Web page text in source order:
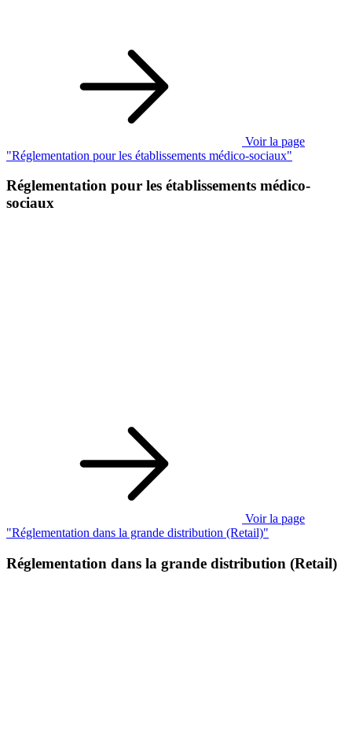
Voir la page
"Réglementation pour les établissements médico-sociaux"
Réglementation pour les établissements médico-
sociaux
Voir la page
"Réglementation dans la grande distribution (Retail)"
Réglementation dans la grande distribution (Retail)